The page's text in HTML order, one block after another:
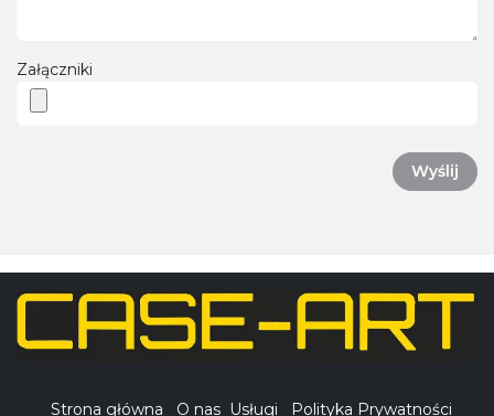
Załączniki
Wyślij
Strona główna O nas Usługi Polityka Prywatności